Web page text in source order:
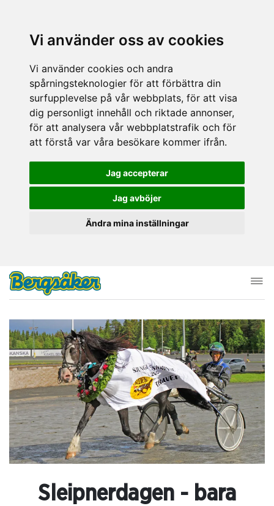
Vi använder oss av cookies
Vi använder cookies och andra
spårningsteknologier för att förbättra din
surfupplevelse på vår webbplats, för att visa
dig personligt innehåll och riktade annonser,
för att analysera vår webbplatstrafik och för
att förstå var våra besökare kommer ifrån.
Jag accepterar
Jag avböjer
Ändra mina inställningar
Sleipnerdagen - bara